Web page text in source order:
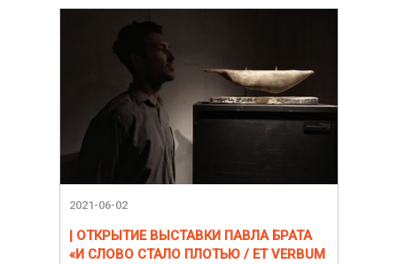
2021-06-02
| ОТКРЫТИЕ ВЫСТАВКИ ПАВЛА БРАТА
«И СЛОВО СТАЛО ПЛОТЬЮ / ET VERBUM